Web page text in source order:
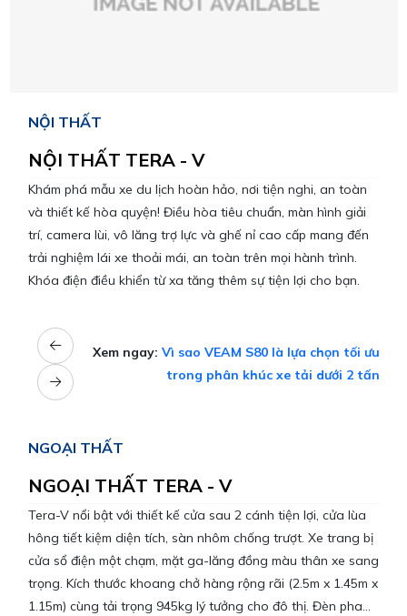
NỘI THẤT
NỘI THẤT TERA - V
Khám phá mẫu xe du lịch hoàn hảo, nơi tiện nghi, an toàn
và thiết kế hòa quyện! Điều hòa tiêu chuẩn, màn hình giải
trí, camera lùi, vô lăng trợ lực và ghế nỉ cao cấp mang đến
trải nghiệm lái xe thoải mái, an toàn trên mọi hành trình.
Khóa điện điều khiển từ xa tăng thêm sự tiện lợi cho bạn.
Xem ngay: Vì sao VEAM S80 là lựa chọn tối ưu
trong phân khúc xe tải dưới 2 tấn
NGOẠI THẤT
NGOẠI THẤT TERA - V
Tera-V nổi bật với thiết kế cửa sau 2 cánh tiện lợi, cửa lùa
hông tiết kiệm diện tích, sàn nhôm chống trượt. Xe trang bị
cửa sổ điện một chạm, mặt ga-lăng đồng màu thân xe sang
trọng. Kích thước khoang chở hàng rộng rãi (2.5m x 1.45m x
1.15m) cùng tải trọng 945kg lý tưởng cho đô thị. Đèn pha